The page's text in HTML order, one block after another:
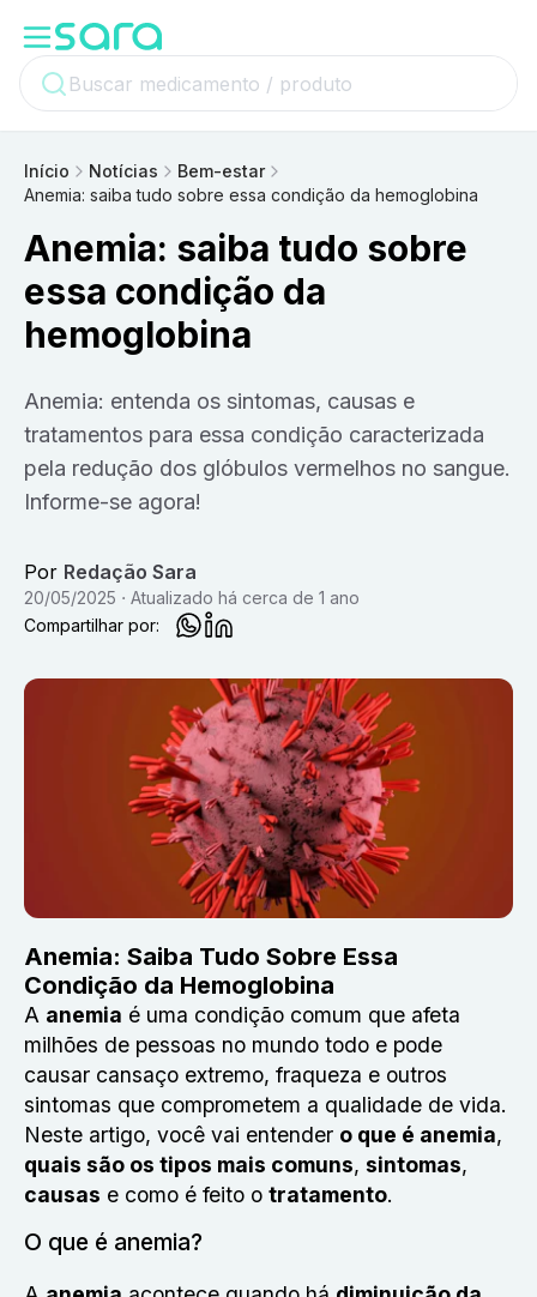
Início Notícias
Bem-estar
Anemia: saiba tudo sobre essa condição da hemoglobina
Anemia: saiba tudo sobre
essa condição da
hemoglobina
Anemia: entenda os sintomas, causas e
tratamentos para essa condição caracterizada
pela redução dos glóbulos vermelhos no sangue.
Informe-se agora!
Por Redação Sara
20/05/2025 Atualizado há cerca de 1 ano
Compartilhar por:
Anemia: Saiba Tudo Sobre Essa
Condição da Hemoglobina
A anemia é uma condição comum que afeta
milhões de pessoas no mundo todo e pode
causar cansaço extremo, fraqueza e outros
sintomas que comprometem a qualidade de vida.
Neste artigo, você vai entender o que é anemia,
quais são os tipos mais comuns, sintomas,
causas e como é feito o tratamento.
O que é anemia?